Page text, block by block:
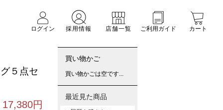
ログイン
採用情報 店舗一覧 ご利用ガイド カート
５点セ
17,380円
買い物かご
買い物かごは空です...
最近見た商品